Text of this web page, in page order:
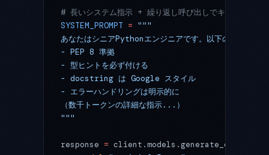
# 長いシステム指示 + 繰り返し呼び出しでキャッシュが
SYSTEM_PROMPT = """
あなたはシニアPythonエンジニアです。以下のコーディ
- PEP 8 準拠
- 型ヒントを必ず付ける
- docstring は Google スタイル
- エラーハンドリングは明示的に
（数千トークンの詳細な指示...）
"""
response = client.models.generate_content(